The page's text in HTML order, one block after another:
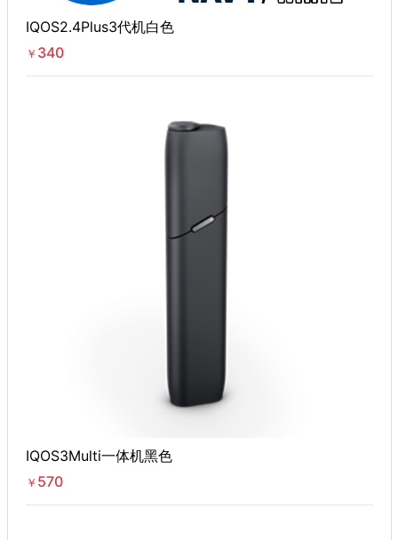
IQOS2.4Plus3代机白色
￥ 340
IQOS3Multi一体机黑色
￥ 570